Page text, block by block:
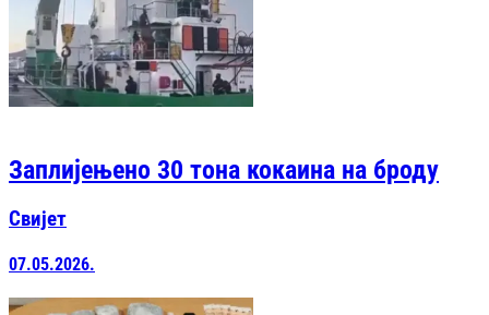
Заплијењено 30 тона кокаина на броду
Свијет
07.05.2026.